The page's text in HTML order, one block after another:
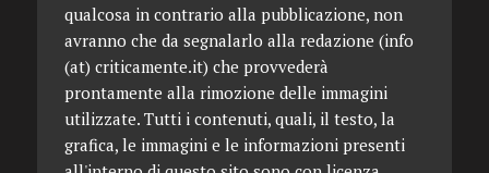
qualcosa in contrario alla pubblicazione, non
avranno che da segnalarlo alla redazione (info
(at) criticamente.it) che provvederà
prontamente alla rimozione delle immagini
utilizzate. Tutti i contenuti, quali, il testo, la
grafica, le immagini e le informazioni presenti